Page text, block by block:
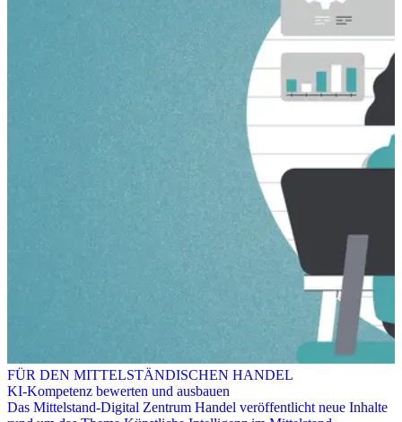
FÜR DEN MITTELSTÄNDISCHEN HANDEL
KI-Kompetenz bewerten und ausbauen
Das Mittelstand-Digital Zentrum Handel veröffentlicht neue Inhalte